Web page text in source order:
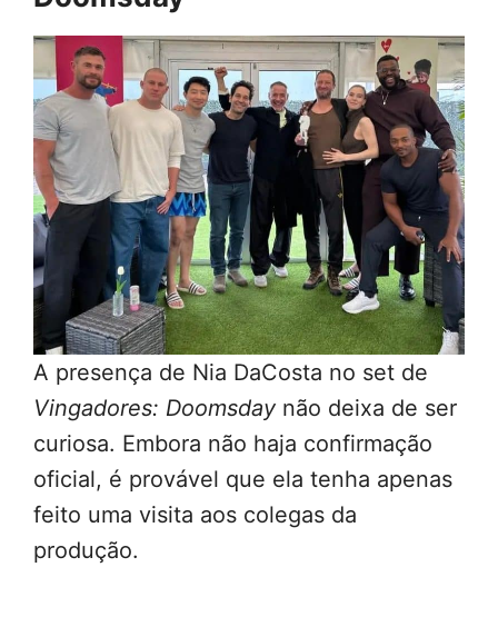
A presença de Nia DaCosta no set de
Vingadores: Doomsdaynão deixa de ser
curiosa. Embora não haja confirmação
oficial, é provável que ela tenha apenas
feito uma visita aos colegas da
produção.